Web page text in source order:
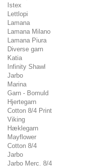
Istex
Lettlopi
Lamana
Lamana Milano
Lamana Piura
Diverse garn
Katia
Infinity Shawl
Jarbo
Marina
Garn - Bomuld
Hjertegarn
Cotton 8/4 Print
Viking
Hæklegarn
Mayflower
Cotton 8/4
Jarbo
Jarbo Merc. 8/4